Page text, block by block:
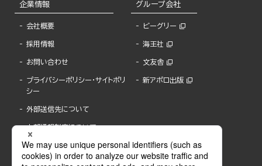
企業情報
会社概要
採用情報
お問い合わせ
プライバシーポリシー・サイトポリ
シー
外部送信先について
内部通報制度について
グループ会社
ビーグリー
海王社
文友舎
新アポロ出版